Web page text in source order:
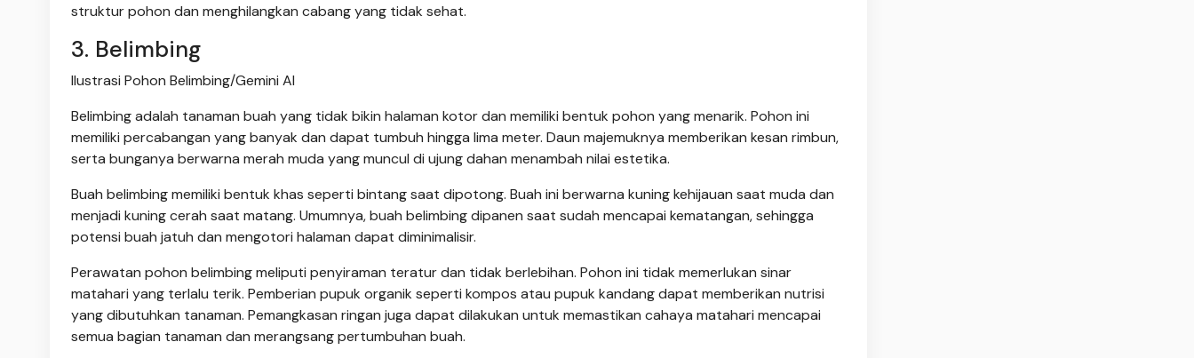
struktur pohon dan menghilangkan cabang yang tidak sehat.
3. Belimbing
Ilustrasi Pohon Belimbing/Gemini AI
Belimbing adalah tanaman buah yang tidak bikin halaman kotor dan memiliki bentuk pohon yang menarik. Pohon ini
memiliki percabangan yang banyak dan dapat tumbuh hingga lima meter. Daun majemuknya memberikan kesan rimbun,
serta bunganya berwarna merah muda yang muncul di ujung dahan menambah nilai estetika.
Buah belimbing memiliki bentuk khas seperti bintang saat dipotong. Buah ini berwarna kuning kehijauan saat muda dan
menjadi kuning cerah saat matang. Umumnya, buah belimbing dipanen saat sudah mencapai kematangan, sehingga
potensi buah jatuh dan mengotori halaman dapat diminimalisir.
Perawatan pohon belimbing meliputi penyiraman teratur dan tidak berlebihan. Pohon ini tidak memerlukan sinar
matahari yang terlalu terik. Pemberian pupuk organik seperti kompos atau pupuk kandang dapat memberikan nutrisi
yang dibutuhkan tanaman. Pemangkasan ringan juga dapat dilakukan untuk memastikan cahaya matahari mencapai
semua bagian tanaman dan merangsang pertumbuhan buah.